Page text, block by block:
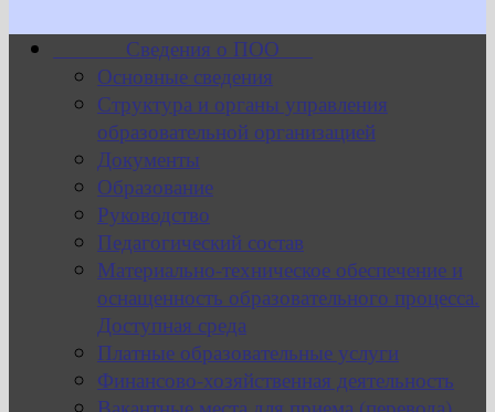
Сведения о ПОО
Основные сведения
Структура и органы управления
образовательной организацией
Документы
Образование
Руководство
Педагогический состав
Материально-техническое обеспечение и
оснащенность образовательного процесса.
Доступная среда
Платные образовательные услуги
Финансово-хозяйственная деятельность